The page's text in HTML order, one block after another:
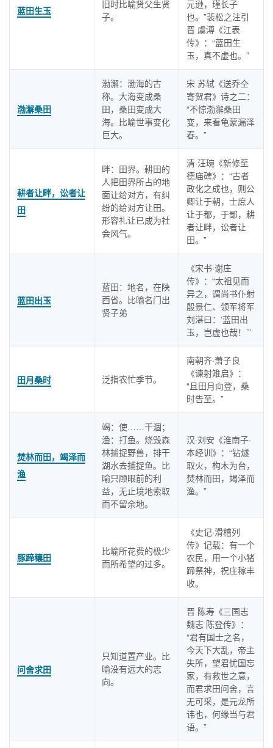
蓝田生玉
旧时比喻贤父生贤
子。
元逊，瑾长子
也。”裴松之注引
晋 虞溥《江表
传》：“蓝田生
玉，真不虚也。”
渤澥桑田
渤澥：渤海的古
称。大海变成桑
田，桑田变成大
海。比喻世事变化
巨大。
宋 苏轼《送乔仝
寄贺君》诗之二：
“不惊渤澥桑田
变，来看龟蒙漏泽
春。”
耕者让畔，讼者让
田
畔：田界。耕田的
人把田界所占的地
面让给对方，有纠
纷的给对方让田。
形容礼让已成为社
会风气。
清·汪琬《新修至
德庙碑》：“古者
政化之成也，则公
卿让于朝，士庶人
让于都，于鄙，耕
者让畔，讼者让
田。”
蓝田出玉
蓝田：地名，在陕
西省。比喻名门出
贤子弟
《宋书·谢庄
传》：“太祖见而
异之，谓尚书仆射
殷景仁、领军将军
刘湛曰：‘蓝田出
玉，岂虚也哉！’”
田月桑时 泛指农忙季节。
南朝齐·萧子良
《谏射雉启》：
“且田月向登，桑
时告至。”
焚林而田，竭泽而
渔
竭：使……干涸；
渔：打鱼。烧毁森
林捕捉野兽，排干
湖水去捕捉鱼。比
喻只顾眼前的利
益，无止境地索取
而不留余地。
汉·刘安《淮南子·
本经训》：“钻燧
取火，构木为台，
焚林而田，竭泽而
渔。”
豚蹄穰田
比喻所花费的极少
而所希望的过多。
《史记·滑稽列
传》记载：有一个
农民，用一个小猪
蹄祭神，祝庄稼丰
收。
问舍求田
只知道置产业。比
喻没有远大的志
向。
晋 陈寿《三国志
魏志 陈登传》：
“君有国士之名，
今天下大乱，帝主
失所，望君忧国忘
家，有救世之意，
而君求田问舍，言
无可采，是元龙所
讳也，何缘当与君
语。”